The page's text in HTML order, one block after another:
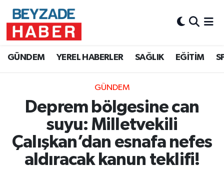
GÜNDEM YEREL HABERLER SAĞLIK EĞİTİM
GÜNDEM
Deprem bölgesine can
suyu: Milletvekili
Çalışkan’dan esnafa nefes
aldıracak kanun teklifi!
Hava Durumu
Süper Lig Puan Durumu ve Fikstür
Tüm Manşetler
Son Dakika Haberleri
Haber Arşivi